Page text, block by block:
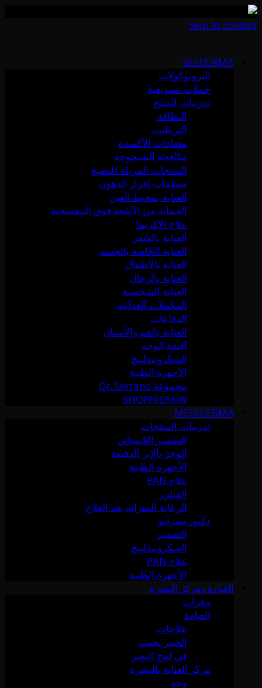
Skip to content
SESDERMA
البروتوكولات
حملات تسويقية
تدريبات المنتج
النظافة
الترطيب
مضادات الأكسدة
مكافحة الشيخوخة
المنتجات المزيلة للتصبغ
منظمات إفراز الدهون
العناية بمحيط العين
الحماية من الأشعة فوق البنفسجية
علاج الإكزيما
العناية بالشعر
العناية الخاصة بالجسم
العناية بالأطفال
العناية بالرجال
العناية الشخصية
المكملات الغذائية
الدفاعات
العناية بالفم والأسنان
أقنعة الوجه
الميكرونيدلينج
الأجهزة الطبية
مجموعة Dr. Serrano
SHOPHIESKIN
MEDIDERMA
تدريبات المنتجات
التقشير الكيميائي
الوخز بالإبر الدقيقة
الأجهزة الطبية
علاج PAN
الفيلرز
الرعاية المنزلية بعد العلاج
دكتور سيرانو
التقشير
الميكرونيدلينج
علاج PAN
الأجهزة الطبية
العيادة ومركز البشرة
مقرات
العيادة
علاجات
الخبير يجيب
في لمح البصر
مركز العناية بالبشرة
وجه